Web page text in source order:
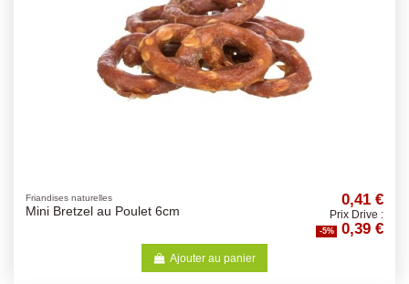
Friandises naturelles
Mini Bretzel au Poulet 6cm
0,41 €
Prix Drive :
-5% 0,39 €
Ajouter au panier